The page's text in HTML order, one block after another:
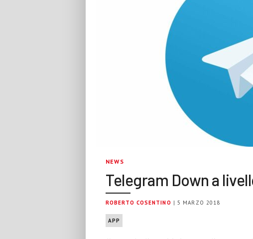
NEWS
Telegram Down a
ROBERTO COSENTINO | 5 MARZO 2018
APP